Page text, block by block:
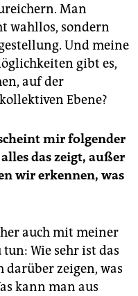
Man
wahllos, sondern
Und meine
gibt es,
auf der
Ebene?
mir folgender
das zeigt, außer
wir erkennen, was
auch mit meiner
Wie sehr ist das
darüber zeigen, was
kann man aus